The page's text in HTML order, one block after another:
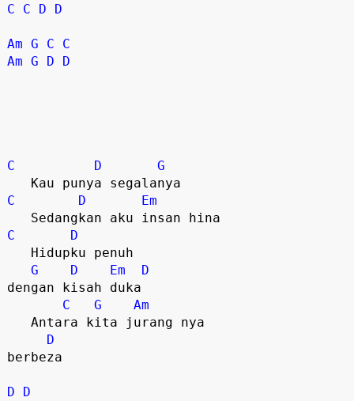
C
C D D
Am G C
C
Am G D D
C D
G
C
D
Em
C
D
G
D Em
D
dengan kisah duka
C
G
Am
D
berbeza
D D